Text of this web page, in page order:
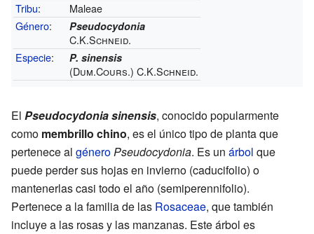
Tribu:
Maleae
Género: Pseudocydonia
C.K.Schneid.
Especie: P. sinensis
(Dum.Cours.) C.K.Schneid.
El Pseudocydonia sinensis, conocido popularmente
como membrillo chino, es el único tipo de planta que
pertenece al géneroPseudocydonia. Es un árbol que
puede perder sus hojas en invierno (caducifolio) o
mantenerlas casi todo el año (semiperennifolio).
Pertenece a la familia de las Rosaceae, que también
incluye a las rosas y las manzanas. Este árbol es